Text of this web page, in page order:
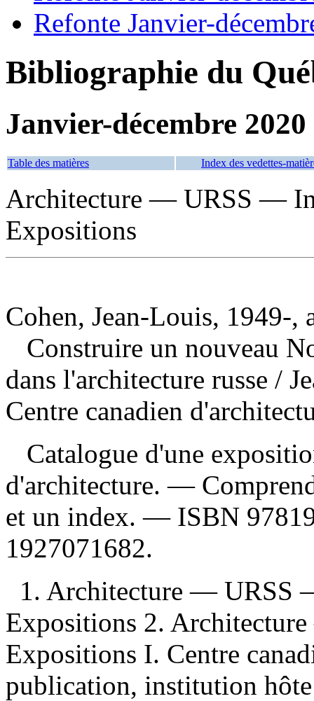
Refonte Janvier-
Bibliographie du
Janvier-décembre 2020
Table des matières Index des vedettes-
Architecture — URSS —
Expositions
Cohen, Jean-Louis, 1949-,
Construire un nouveau
dans l'architecture russe /
Centre canadien
Catalogue d'une
d'architecture. —
et un index. — ISBN
1927071682.
1. Architecture — URSS
Expositions 2.
Expositions I. Centre
publication, institution